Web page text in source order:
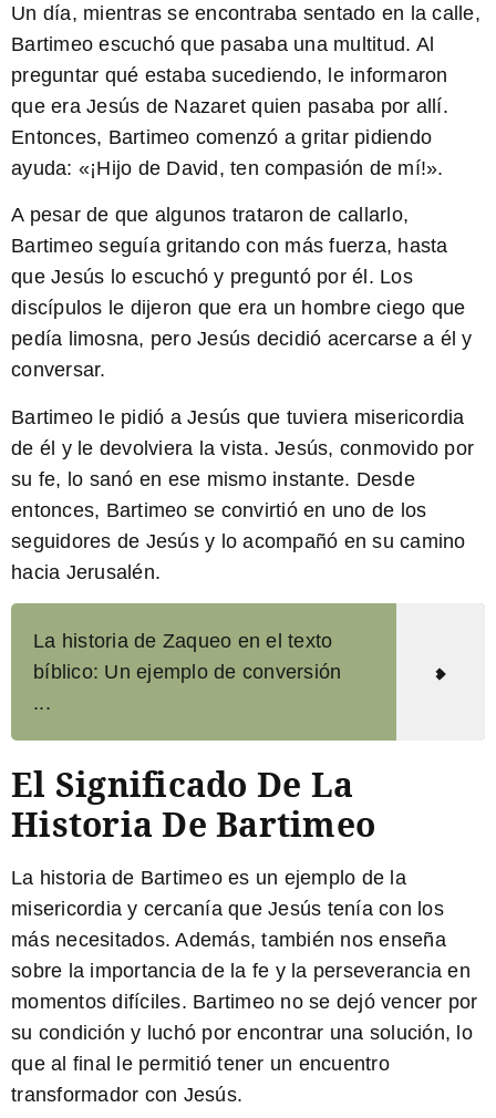
Un día, mientras se encontraba sentado en la calle,
Bartimeo escuchó que pasaba una multitud. Al
preguntar qué estaba sucediendo, le informaron
que era Jesús de Nazaret quien pasaba por allí.
Entonces, Bartimeo comenzó a gritar pidiendo
ayuda: «¡Hijo de David, ten compasión de mí!».
A pesar de que algunos trataron de callarlo,
Bartimeo seguía gritando con más fuerza, hasta
que Jesús lo escuchó y preguntó por él. Los
discípulos le dijeron que era un hombre ciego que
pedía limosna, pero Jesús decidió acercarse a él y
conversar.
Bartimeo le pidió a Jesús que tuviera misericordia
de él y le devolviera la vista. Jesús, conmovido por
su fe, lo sanó en ese mismo instante. Desde
entonces, Bartimeo se convirtió en uno de los
seguidores de Jesús y lo acompañó en su camino
hacia Jerusalén.
La historia de Zaqueo en el texto
bíblico: Un ejemplo de conversión
...
El Significado De La
Historia De Bartimeo
La historia de Bartimeo es un ejemplo de la
misericordia y cercanía que Jesús tenía con los
más necesitados. Además, también nos enseña
sobre la importancia de la fe y la perseverancia en
momentos difíciles. Bartimeo no se dejó vencer por
su condición y luchó por encontrar una solución, lo
que al final le permitió tener un encuentro
transformador con Jesús.